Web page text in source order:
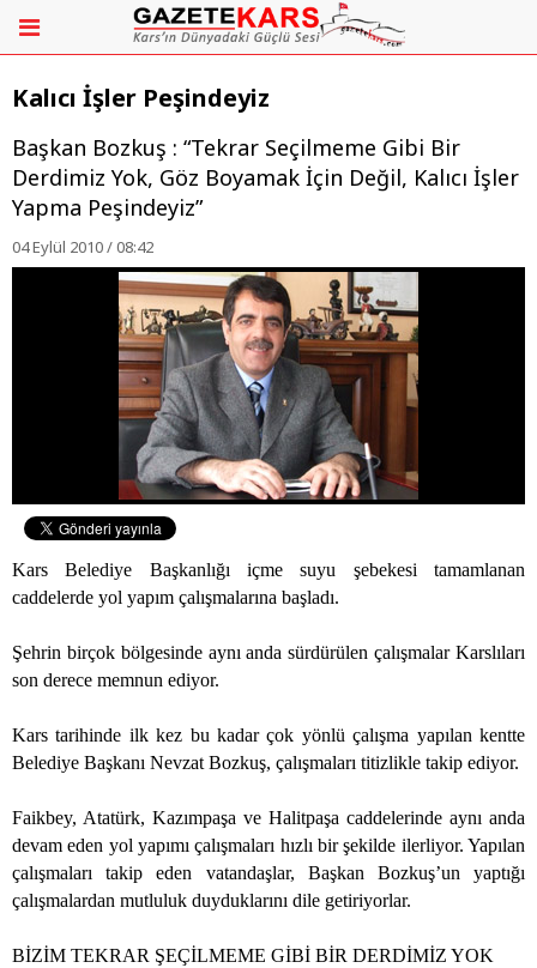
Kalıcı İşler Peşindeyiz
Başkan Bozkuş : “Tekrar Seçilmeme Gibi Bir
Derdimiz Yok, Göz Boyamak İçin Değil, Kalıcı İşler
Yapma Peşindeyiz”
04 Eylül 2010 / 08:42
Kars Belediye Başkanlığı içme suyu şebekesi tamamlanan
caddelerde yol yapım çalışmalarına başladı.
Şehrin birçok bölgesinde aynı anda sürdürülen çalışmalar Karslıları
son derece memnun ediyor.
Kars tarihinde ilk kez bu kadar çok yönlü çalışma yapılan kentte
Belediye Başkanı Nevzat Bozkuş, çalışmaları titizlikle takip ediyor.
Faikbey, Atatürk, Kazımpaşa ve Halitpaşa caddelerinde aynı anda
devam eden yol yapımı çalışmaları hızlı bir şekilde ilerliyor. Yapılan
çalışmaları takip eden vatandaşlar, Başkan Bozkuş’un yaptığı
çalışmalardan mutluluk duyduklarını dile getiriyorlar.
BİZİM TEKRAR ŞEÇİLMEME GİBİ BİR DERDİMİZ YOK